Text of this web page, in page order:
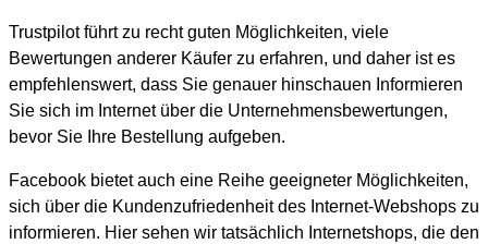
Trustpilot führt zu recht guten Möglichkeiten, viele
Bewertungen anderer Käufer zu erfahren, und daher ist es
empfehlenswert, dass Sie genauer hinschauen Informieren
Sie sich im Internet über die Unternehmensbewertungen,
bevor Sie Ihre Bestellung aufgeben.
Facebook bietet auch eine Reihe geeigneter Möglichkeiten,
sich über die Kundenzufriedenheit des Internet-Webshops zu
informieren. Hier sehen wir tatsächlich Internetshops, die den